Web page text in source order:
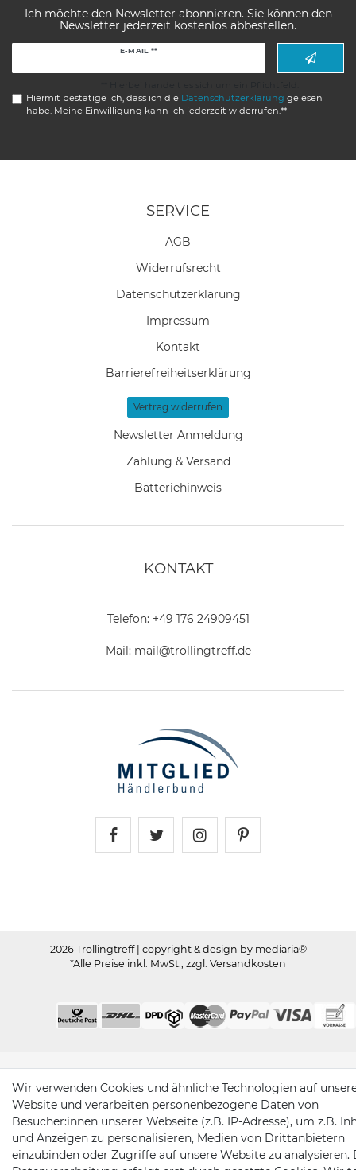
Ich möchte den Newsletter abonnieren. Sie können den
Newsletter jederzeit kostenlos abbestellen.
E-MAIL **
Hiermit bestätige ich, dass ich die Daten­schutz­erklärung gelesen
habe. Meine Einwilligung kann ich jederzeit widerrufen.**
SERVICE
AGB
Widerrufs­recht
Daten­schutz­erklärung
Impressum
Kontakt
Barrierefreiheitserklärung
Vertrag widerrufen
Newsletter Anmeldung
Zahlung & Versand
Batteriehinweis
KONTAKT
Telefon: +49 176 24909451
Mail: mail@trollingtreff.de
2026 Trollingtreff | copyright & design by mediaria®
*Alle Preise inkl. MwSt., zzgl. Versandkosten
Wir verwenden Cookies und ähnliche Technologien auf
Website und verarbeiten personenbezogene Daten von
Besucher:innen unserer Webseite (z.B. IP-Adresse), um z.B.
und Anzeigen zu personalisieren, Medien von Drittanbietern
einzubinden oder Zugriffe auf unsere Website zu analysieren.